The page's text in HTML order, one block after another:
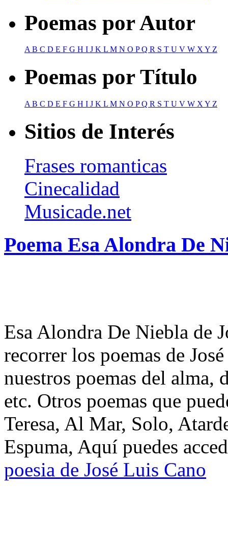
Poemas por Autor
AB C D E F G H I J K L M N O PQ R S T U V W XY Z
Poemas por Título
A B C D E F G H I J K L M N O PQ R S T U V W X Y Z
Sitios de Interés
Frases romanticas
Cinecalidad
Musicade.net
Poema Esa Alondra De
Esa Alondra De Niebla de
recorrer los poemas de
nuestros poemas del alma,
etc. Otros poemas que
Teresa, Al Mar, Solo,
Espuma, Aquí puedes
poesia de José Luis Cano